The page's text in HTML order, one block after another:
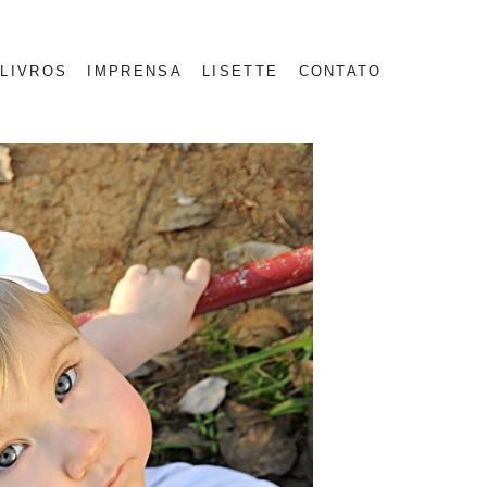
LIVROS IMPRENSA LISETTE CONTATO